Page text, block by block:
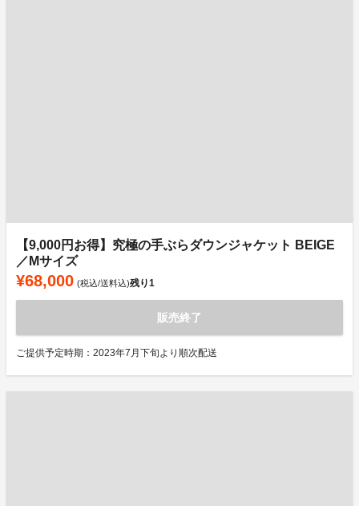
【9,000円お得】究極の手ぶらダウンジャケット BEIGE
／Mサイズ
¥68,000 (税込/送料込)残り1
販売終了
ご提供予定時期：2023年7月下旬より順次配送